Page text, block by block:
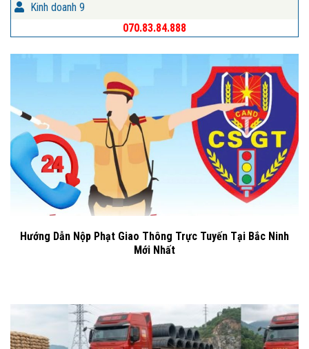
Kinh doanh 9
070.83.84.888
Hướng Dẫn Nộp Phạt Giao Thông Trực Tuyến Tại Bắc Ninh
Mới Nhất